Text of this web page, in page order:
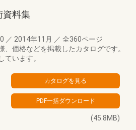
資料集
／ 2014年11月 ／ 全360ページ
、価格などを掲載したカタログです。
ています。
(45.8MB)